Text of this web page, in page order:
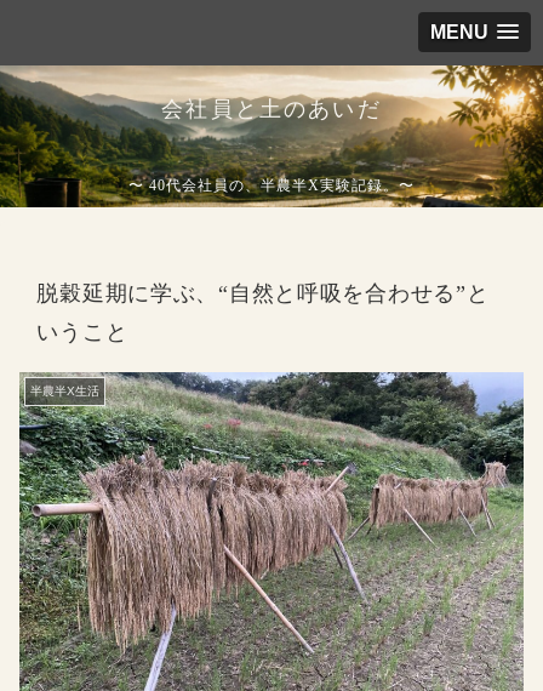
MENU
会社員と土のあいだ
〜 40代会社員の、半農半X実験記録。〜
脱穀延期に学ぶ、“自然と呼吸を合わせる”と
いうこと
半農半X生活